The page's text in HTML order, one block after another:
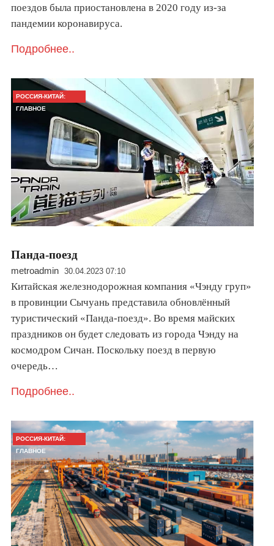
поездов была приостановлена в 2020 году из-за
пандемии коронавируса.
Подробнее..
РОССИЯ-КИТАЙ:
ГЛАВНОЕ
Панда-поезд
metroadmin 30.04.2023 07:10
Китайская железнодорожная компания «Чэнду груп»
в провинции Сычуань представила обновлённый
туристический «Панда-поезд». Во время майских
праздников он будет следовать из города Чэнду на
космодром Сичан. Поскольку поезд в первую
очередь…
Подробнее..
РОССИЯ-КИТАЙ:
ГЛАВНОЕ